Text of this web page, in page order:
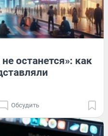
останется»: как
Обсудить